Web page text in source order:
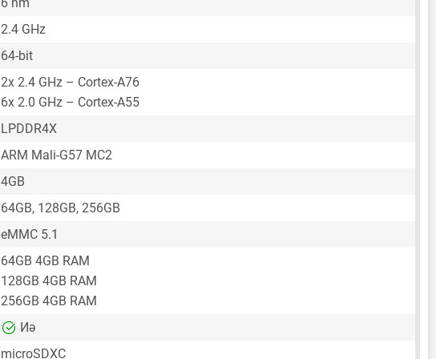
2.4 GHz
64-bit
2x 2.4 GHz – Cortex-A76
6x 2.0 GHz – Cortex-A55
LPDDR4X
ARM Mali-G57 MC2
4GB
64GB, 128GB, 256GB
eMMC 5.1
64GB 4GB RAM
128GB 4GB RAM
256GB 4GB RAM
Иә
microSDXC